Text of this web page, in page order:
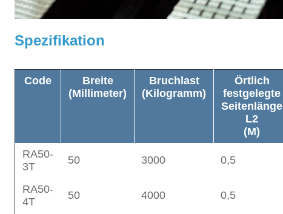
Spezifikation
Code
Breite
(Millimeter)
Bruchlast
(Kilogramm)
Örtlich
festgelegte
Seitenlänge
L2
(M)
RA50-
3T
50 3000 0,5
RA50-
4T
50 4000 0,5